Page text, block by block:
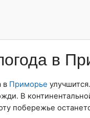
в
в Приморье
В
побережье